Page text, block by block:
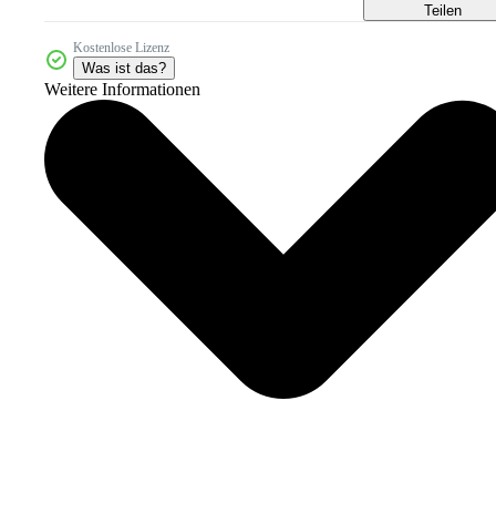
Teilen
Kostenlose Lizenz
Was ist das?
Weitere Informationen